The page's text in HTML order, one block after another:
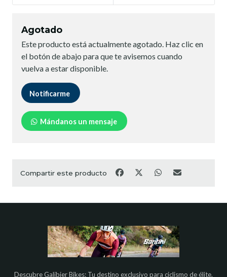
Agotado
Este producto está actualmente agotado. Haz clic en
el botón de abajo para que te avisemos cuando
vuelva a estar disponible.
Notificarme
Mándanos un mensaje
Compartir este producto
Descubre Galibier Bikes: Tu destino exclusivo para ciclismo de élite.